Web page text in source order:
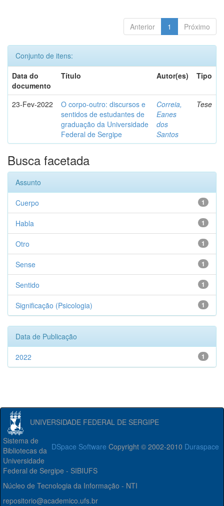
Anterior 1 Próximo
Conjunto de itens:
Data do
documento
Título Autor(es) Tipo
23-Fev-2022
O corpo-outro: discursos e
sentidos de estudantes de
graduação da Universidade
Federal de Sergipe
Correia,
Eanes
dos
Santos
Tese
Busca facetada
Assunto
1
Cuerpo
1
Habla
1
Otro
1
Sense
1
Sentido
1
Significação (Psicologia)
Data de Publicação
1
2022
UNIVERSIDADE FEDERAL DE SERGIPE
DSpace Software Copyright © 2002-2010 Duraspace
Sistema de
Bibliotecas da
Universidade
Federal de Sergipe - SIBIUFS
Núcleo de Tecnologia da Informação - NTI
repositorio@academico.ufs.br